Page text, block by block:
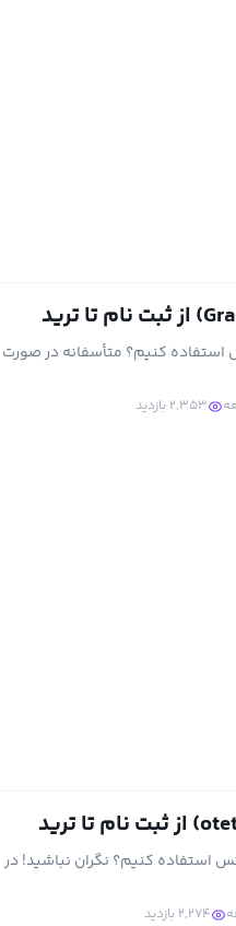
استفاده کنیم؟ متأسفانه در صورت
۲,۳۵۳ بازدید
استفاده کنیم؟ نگران نباشید! در
۲,۲۷۴ بازدید